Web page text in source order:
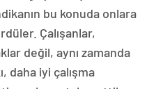
bu konuda onlara
Çalışanlar,
değil, aynı zamanda
daha iyi çalışma